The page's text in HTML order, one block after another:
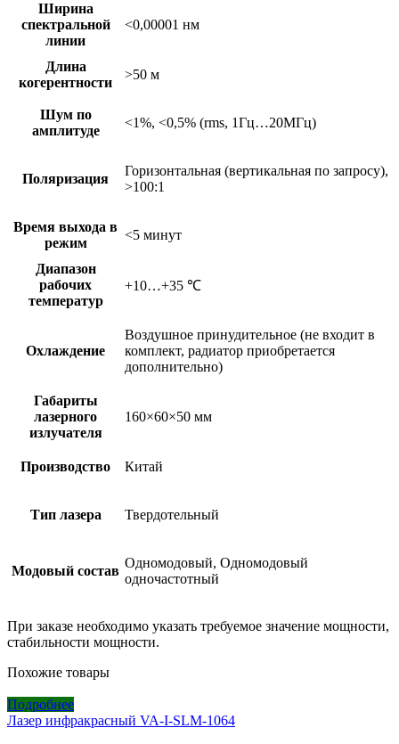
Ширина
спектральной
линии
<0,00001 нм
Длина
когерентности
>50 м
Шум по
амплитуде
<1%, <0,5% (rms, 1Гц…20МГц)
Поляризация
Горизонтальная (вертикальная по запросу),
>100:1
Время выхода в
режим
<5 минут
Диапазон
рабочих
температур
+10…+35 ℃
Охлаждение
Воздушное принудительное (не входит в
комплект, радиатор приобретается
дополнительно)
Габариты
лазерного
излучателя
160×60×50 мм
Производство Китай
Тип лазера Твердотельный
Модовый состав
Одномодовый, Одномодовый
одночастотный
При заказе необходимо указать требуемое значение мощности,
стабильности мощности.
Похожие товары
Подробнее
Лазер инфракрасный VA-I-SLM-1064